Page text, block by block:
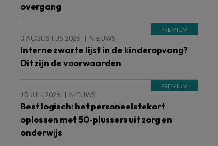
overgang
3 AUGUSTUS 2026 NIEUWS
Interne zwarte lijst in de kinderopvang?
Dit zijn de voorwaarden
10 JULI 2026 NIEUWS
Best logisch: het personeelstekort
oplossen met 50-plussers uit zorg en
onderwijs